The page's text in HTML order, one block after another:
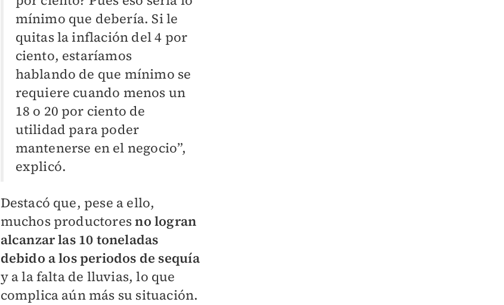
mínimo que debería. Si le
quitas la inflación del 4 por
ciento, estaríamos
hablando de que mínimo se
requiere cuando menos un
18 o 20 por ciento de
utilidad para poder
mantenerse en el negocio”,
explicó.
Destacó que, pese a ello,
muchos productoresno logran
alcanzar las 10 toneladas
debido a los periodos de sequía
y a la falta de lluvias, lo que
complica aún más su situación.